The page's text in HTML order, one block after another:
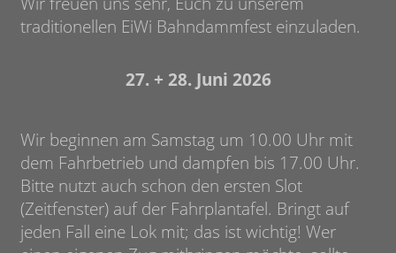
traditionellen EiWi Bahndammfest einzuladen.
27. + 28. Juni 2026
Wir beginnen am Samstag um 10.00 Uhr mit
dem Fahrbetrieb und dampfen bis 17.00 Uhr.
Bitte nutzt auch schon den ersten Slot
(Zeitfenster) auf der Fahrplantafel. Bringt auf
jeden Fall eine Lok mit; das ist wichtig! Wer